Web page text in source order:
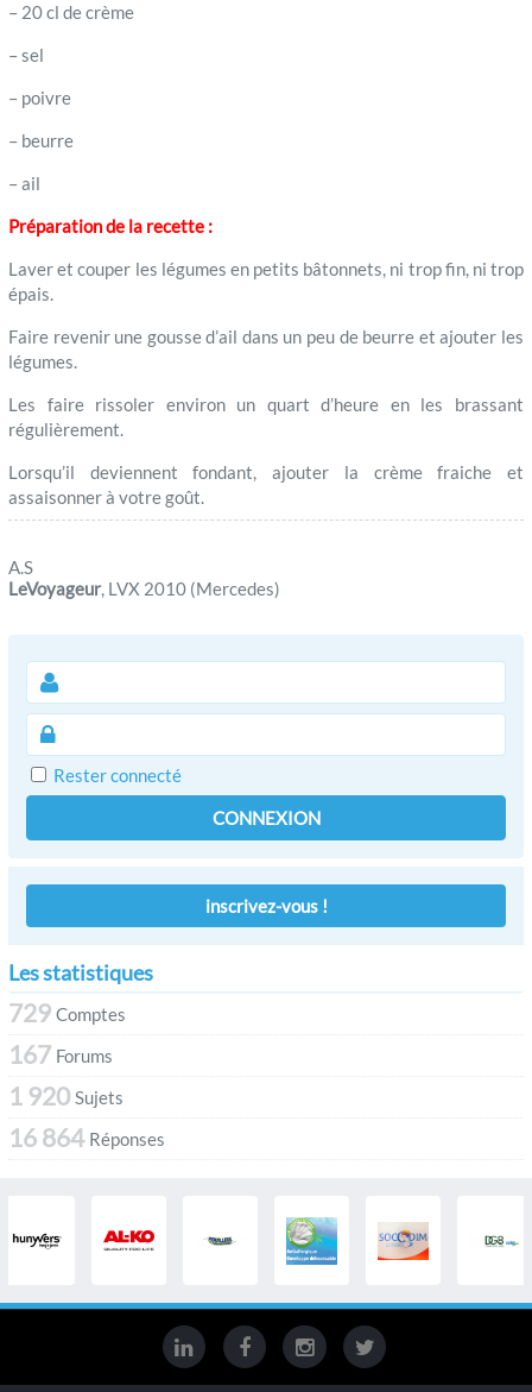
– 20 cl de crème
– sel
– poivre
– beurre
– ail
Préparation de la recette :
Laver et couper les légumes en petits bâtonnets, ni trop fin, ni trop
épais.
Faire revenir une gousse d’ail dans un peu de beurre et ajouter les
légumes.
Les faire rissoler environ un quart d’heure en les brassant
régulièrement.
Lorsqu’il deviennent fondant, ajouter la crème fraiche et
assaisonner à votre goût.
A.S
LeVoyageur, LVX 2010 (Mercedes)
Rester connecté
CONNEXION
inscrivez-vous !
Les statistiques
729 Comptes
167 Forums
1 920 Sujets
16 864 Réponses